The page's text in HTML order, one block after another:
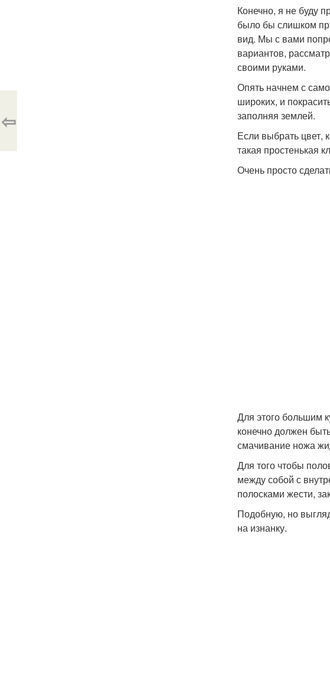
Конечно, я не буду
было бы слишком
вид. Мы с вами
вариантов,
своими руками.
Опять начнем с
широких, и
заполняя землей.
Если выбрать цвет,
такая простенькая
Очень просто
Для этого большим
конечно должен
смачивание ножа
Для того чтобы
между собой с
полосками жести,
Подобную, но
на изнанку.
⇦